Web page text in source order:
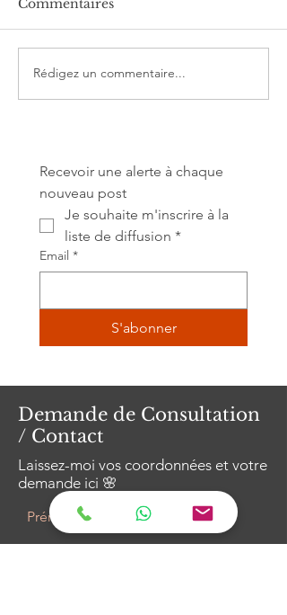
Bonne année 2026
Commentaires
Rédigez un commentaire...
Recevoir une alerte à chaque
nouveau post
Je souhaite m'inscrire à la
liste de diffusion *
Email *
S'abonner
Demande de Consultation
/ Contact
Laissez-moi vos coordonnées et votre
demande ici 🌸
Prénom